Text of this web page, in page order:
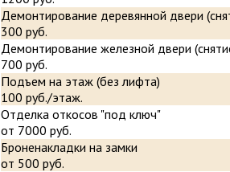
Демонтирование деревянной двери
300 руб.
Демонтирование железной двери
700 руб.
Подъем на этаж (без лифта)
100 руб./этаж.
Отделка откосов "под ключ"
от 7000 руб.
Броненакладки на замки
от 500 руб.